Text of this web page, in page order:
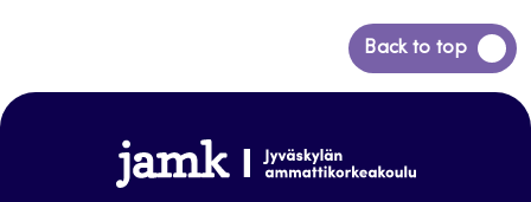
Back to top
Siirry
takaisin
www.jamk.fi